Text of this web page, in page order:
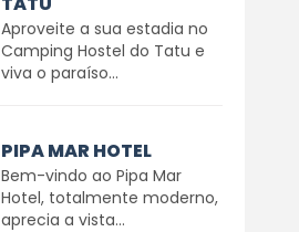
Aproveite a sua estadia no
Camping Hostel do Tatu e
viva o paraíso...
PIPA MAR HOTEL
Bem-vindo ao Pipa Mar
Hotel, totalmente moderno,
aprecia a vista...